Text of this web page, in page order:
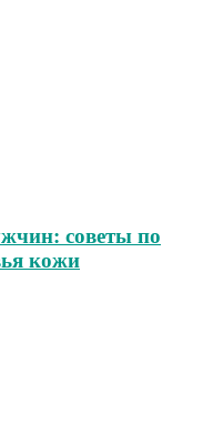
советы по
кожи